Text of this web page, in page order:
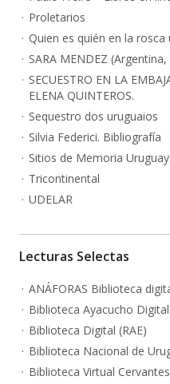
Proletarios
Quien es quién en la rosca
SARA MENDEZ
SECUESTRO EN LA
ELENA QUINTEROS.
Sequestro dos uruguaios
Silvia Federici. Bibliografía
Sitios de Memoria
Tricontinental
UDELAR
Lecturas Selectas
ANÁFORAS Biblioteca
Biblioteca Ayacucho Digital
Biblioteca Digital (RAE)
Biblioteca Nacional de
Biblioteca Virtual Cervantes